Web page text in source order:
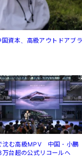
資本、高級アウトドアブ
沈む高級MPV 中国・小鵬
万台超の公式リコールへ